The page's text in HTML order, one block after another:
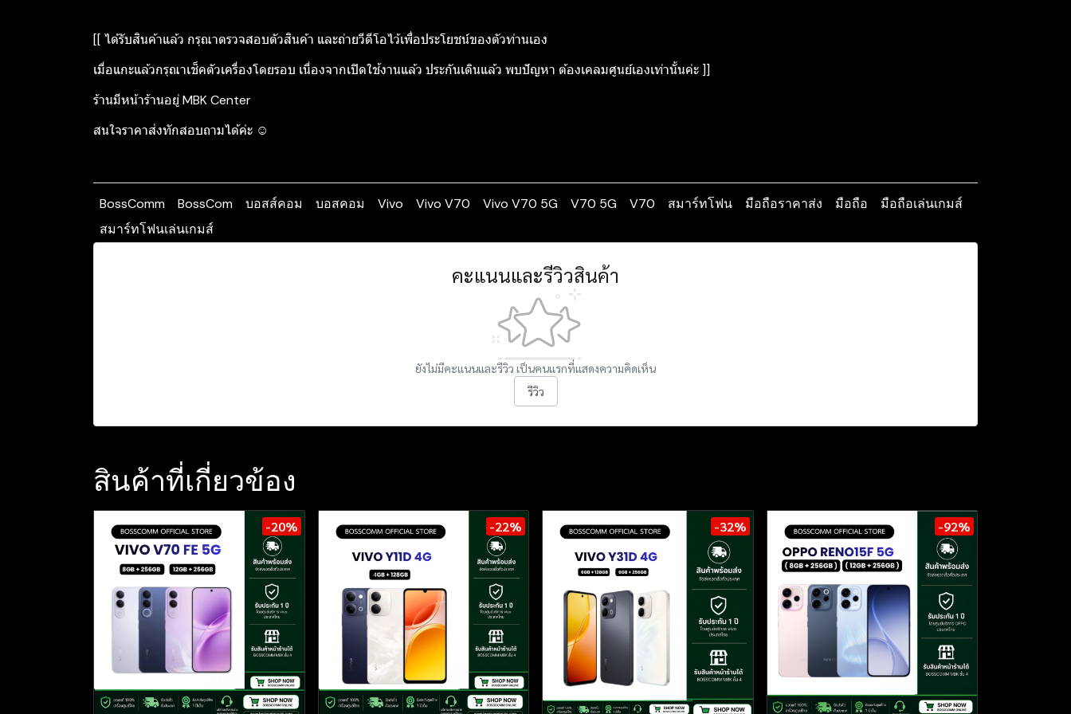
[[ ได้รับสินค้าแล้ว กรุณาตรวจสอบตัวสินค้า และถ่ายวีดีโอไว้เพื่อประโยชน์ของตัวท่านเอง
เมื่อแกะแล้วกรุณาเช็คตัวเครื่องโดยรอบ เนื่องจากเปิดใช้งานแล้ว ประกันเดินแล้ว พบปัญหา ต้องเคลมศูนย์เองเท่านั้นค่ะ ]]
ร้านมีหน้าร้านอยู่ MBK Center
สนใจราคาส่งทักสอบถามได้ค่ะ ☺️
BossComm BossCom บอสส์คอม บอสคอม Vivo Vivo V70 Vivo V70 5G V70 5G V70 สมาร์ทโฟน มือถือราคาส่ง มือถือ
มือถือเล่นเกมส์
สมาร์ทโฟนเล่นเกมส์
คะแนนและรีวิวสินค้า
ยังไม่มีคะแนนและรีวิว เป็นคนแรกที่แสดงความคิดเห็น
รีวิว
สินค้าที่เกี่ยวข้อง
-20% -22% -32% -92%